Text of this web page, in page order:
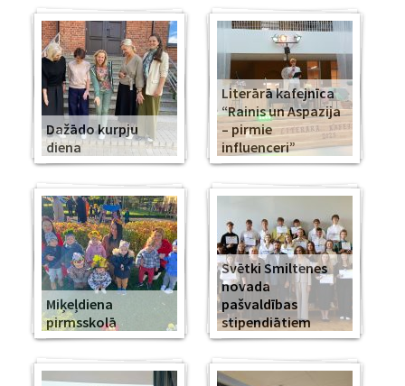
Dažādo kurpju
diena
Literārā kafejnīca
“Rainis un Aspazija
– pirmie
influenceri”
Miķeļdiena
pirmsskolā
Svētki Smiltenes
novada
pašvaldības
stipendiātiem